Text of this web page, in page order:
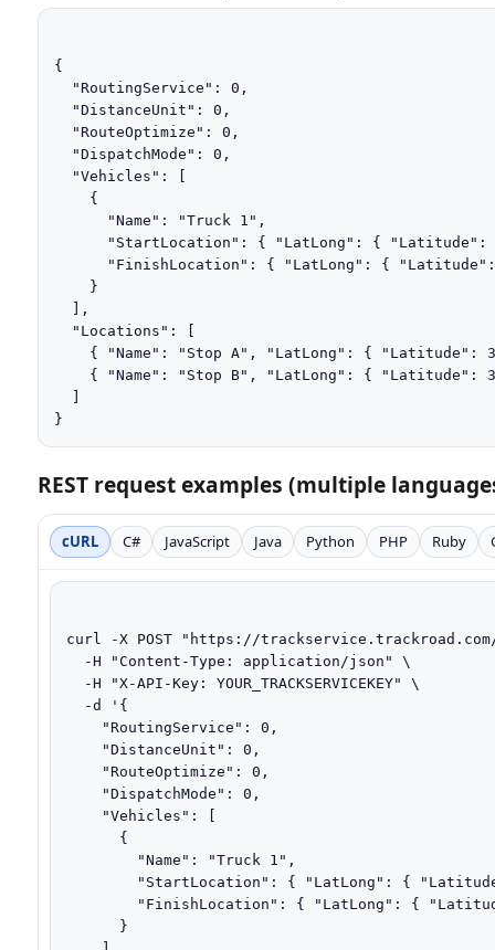
{
  "RoutingService": 0,
  "DistanceUnit": 0,
  "RouteOptimize": 0,
  "DispatchMode": 0,
  "Vehicles": [
    {
      "Name": "Truck 1",
"StartLocation": { "LatLong": {
"FinishLocation": { "LatLong": {
    }
  ],
  "Locations": [
{ "Name": "Stop A", "LatLong": { "Latitude":
{ "Name": "Stop B", "LatLong": { "Latitude":
}
REST request examples (multiple
cURL C# JavaScript Java Python PHP Ruby
curl -X POST "https://
  -H "Content-Type: application/json" \
  -H "X-API-Key: YOUR_TRACKSERVICEKEY" \
  -d '{
    "RoutingService": 0,
    "DistanceUnit": 0,
    "RouteOptimize": 0,
    "DispatchMode": 0,
    "Vehicles": [
      {
        "Name": "Truck 1",
"StartLocation": { "LatLong": {
"FinishLocation": { "LatLong": {
      }